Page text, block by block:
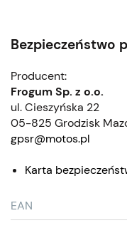
Bezpieczeństwo
Producent:
Frogum Sp. z o.o.
ul. Cieszyńska 22
05-825 Grodzisk
gpsr@motos.pl
Karta
EAN